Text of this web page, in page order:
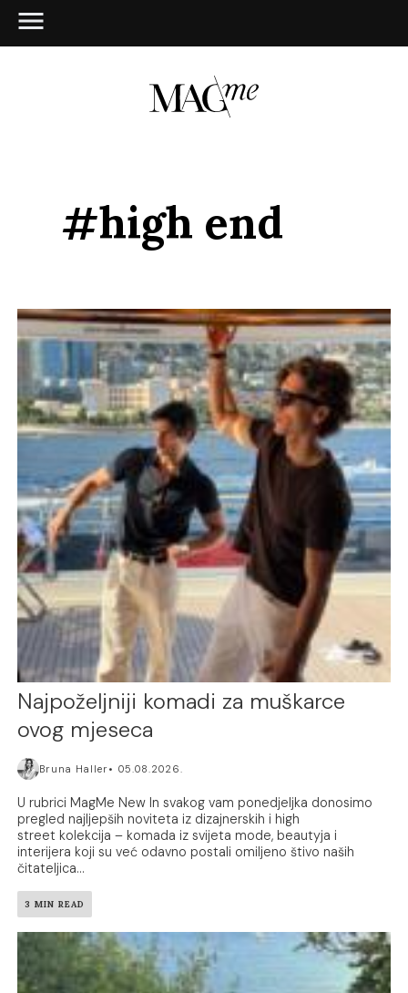
#high end
Najpoželjniji komadi za muškarce
ovog mjeseca
Bruna Haller 05.08.2026.
U rubrici MagMe New In svakog vam ponedjeljka donosimo
pregled najljepših noviteta iz dizajnerskih i high
street kolekcija – komada iz svijeta mode, beautyja i
interijera koji su već odavno postali omiljeno štivo naših
čitateljica...
3 MIN READ